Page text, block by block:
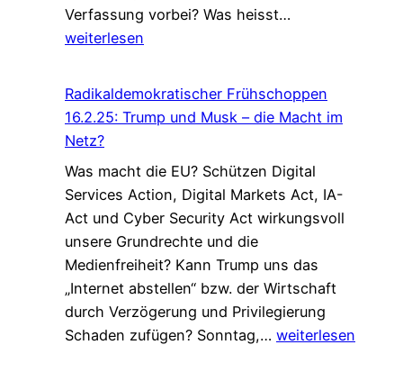
Verfassung vorbei? Was heisst…
folgt
Trump
aus
der
500
Milliarden
Aufrüstung!
weiterlesen
Radikaldemokratischer Frühschoppen
16.2.25: Trump und Musk – die Macht im
Netz?
Was macht die EU? Schützen Digital
Services Action, Digital Markets Act, IA-
Act und Cyber Security Act wirkungsvoll
unsere Grundrechte und die
Medienfreiheit? Kann Trump uns das
„Internet abstellen“ bzw. der Wirtschaft
durch Verzögerung und Privilegierung
Schaden zufügen? Sonntag,… weiterlesen